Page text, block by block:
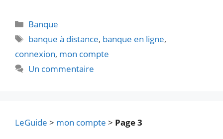
Catégories
Banque
Étiquettes
banque à distance, banque en ligne,
connexion, mon compte
Un commentaire
LeGuide > mon compte > Page 3